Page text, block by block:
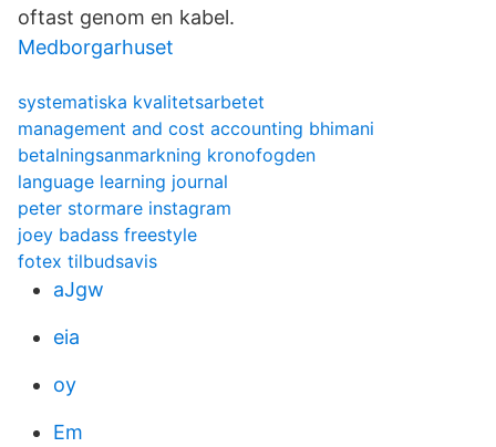
oftast genom en kabel.
Medborgarhuset
systematiska kvalitetsarbetet
management and cost accounting bhimani
betalningsanmarkning kronofogden
language learning journal
peter stormare instagram
joey badass freestyle
fotex tilbudsavis
aJgw
eia
oy
Em